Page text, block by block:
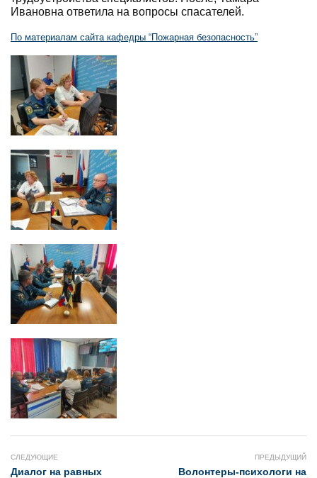
Ивановна ответила на вопросы спасателей.
По материалам сайта кафедры “Пожарная безопасность”
СЛЕДУЮЩИЕ
Диалог на равных
ПРЕДЫДУЩИЙ
Волонтеры-психологи на